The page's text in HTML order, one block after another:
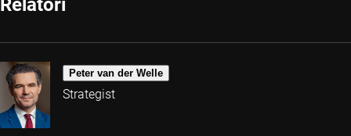
Relatori
Peter van der Welle
Strategist